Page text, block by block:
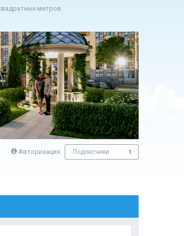
метров
Авторизация Подписчики 1